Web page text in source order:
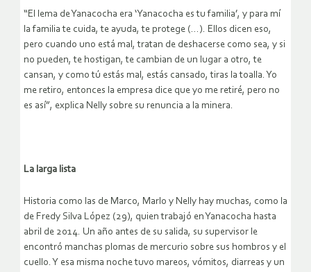
“El lema de Yanacocha era ‘Yanacocha es tu familia’, y para mí
la familia te cuida, te ayuda, te protege (…). Ellos dicen eso,
pero cuando uno está mal, tratan de deshacerse como sea, y si
no pueden, te hostigan, te cambian de un lugar a otro, te
cansan, y como tú estás mal, estás cansado, tiras la toalla. Yo
me retiro, entonces la empresa dice que yo me retiré, pero no
es así”, explica Nelly sobre su renuncia a la minera.
La larga lista
Historia como las de Marco, Marlo y Nelly hay muchas, como la
de Fredy Silva López (29), quien trabajó en Yanacocha hasta
abril de 2014. Un año antes de su salida, su supervisor le
encontró manchas plomas de mercurio sobre sus hombros y el
cuello. Y esa misma noche tuvo mareos, vómitos, diarreas y un